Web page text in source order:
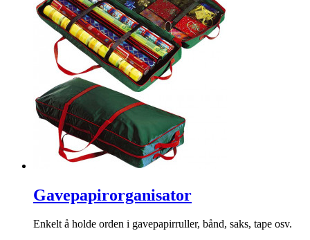
Gavepapirorganisator
Enkelt å holde orden i gavepapirruller, bånd, saks, tape osv.